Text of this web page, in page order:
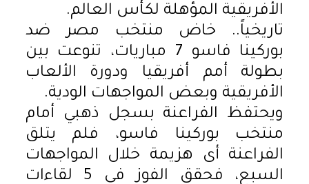
الأفريقية المؤهلة لكأس العالم.
تاريخياً.. خاض منتخب مصر ضد
بوركينا فاسو 7 مباريات، تنوعت بين
بطولة أمم أفريقيا ودورة الألعاب
الأفريقية وبعض المواجهات الودية.
ويحتفظ الفراعنة بسجل ذهبي أمام
منتخب بوركينا فاسو، فلم يتلق
الفراعنة أى هزيمة خلال المواجهات
السبع، فحقق الفوز فى 5 لقاءات